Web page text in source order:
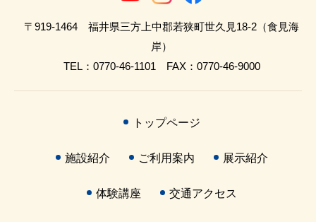
〒919-1464 福井県三方上中郡若狭町世久見18-2（食見海
岸）
TEL：0770-46-1101 FAX：0770-46-9000
トップページ
施設紹介 ご利用案内 展示紹介
体験講座 交通アクセス